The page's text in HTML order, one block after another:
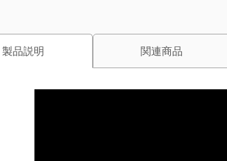
製品説明 関連商品